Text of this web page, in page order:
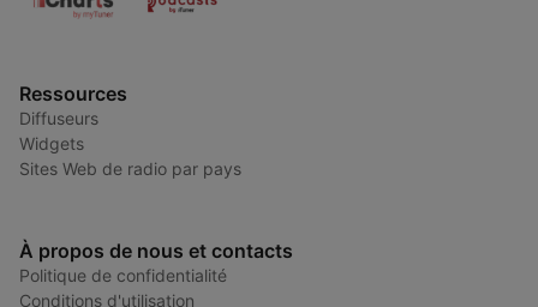
Ressources
Diffuseurs
Widgets
Sites Web de radio par pays
À propos de nous et contacts
Politique de confidentialité
Conditions d'utilisation